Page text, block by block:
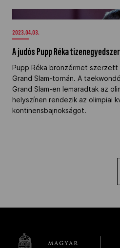
A judós Pupp Réka
2023.04.03.
A judós Pupp Réka
Pupp Réka bronzérmet
Grand Slam-tornán. A
Grand Slam-en lemaradtak az
helyszínen rendezik az olimpiai
kontinensbajnokságot.